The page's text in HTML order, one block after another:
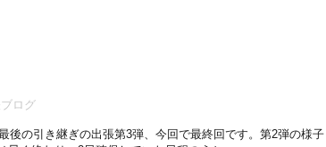
ログ
後の引き継ぎの出張第3弾、今回で最終回です。第2弾の様子